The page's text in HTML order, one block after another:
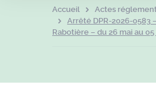
Accueil
Actes
Arrêté DPR-2026-0583
Rabotière – du 26 mai au 05